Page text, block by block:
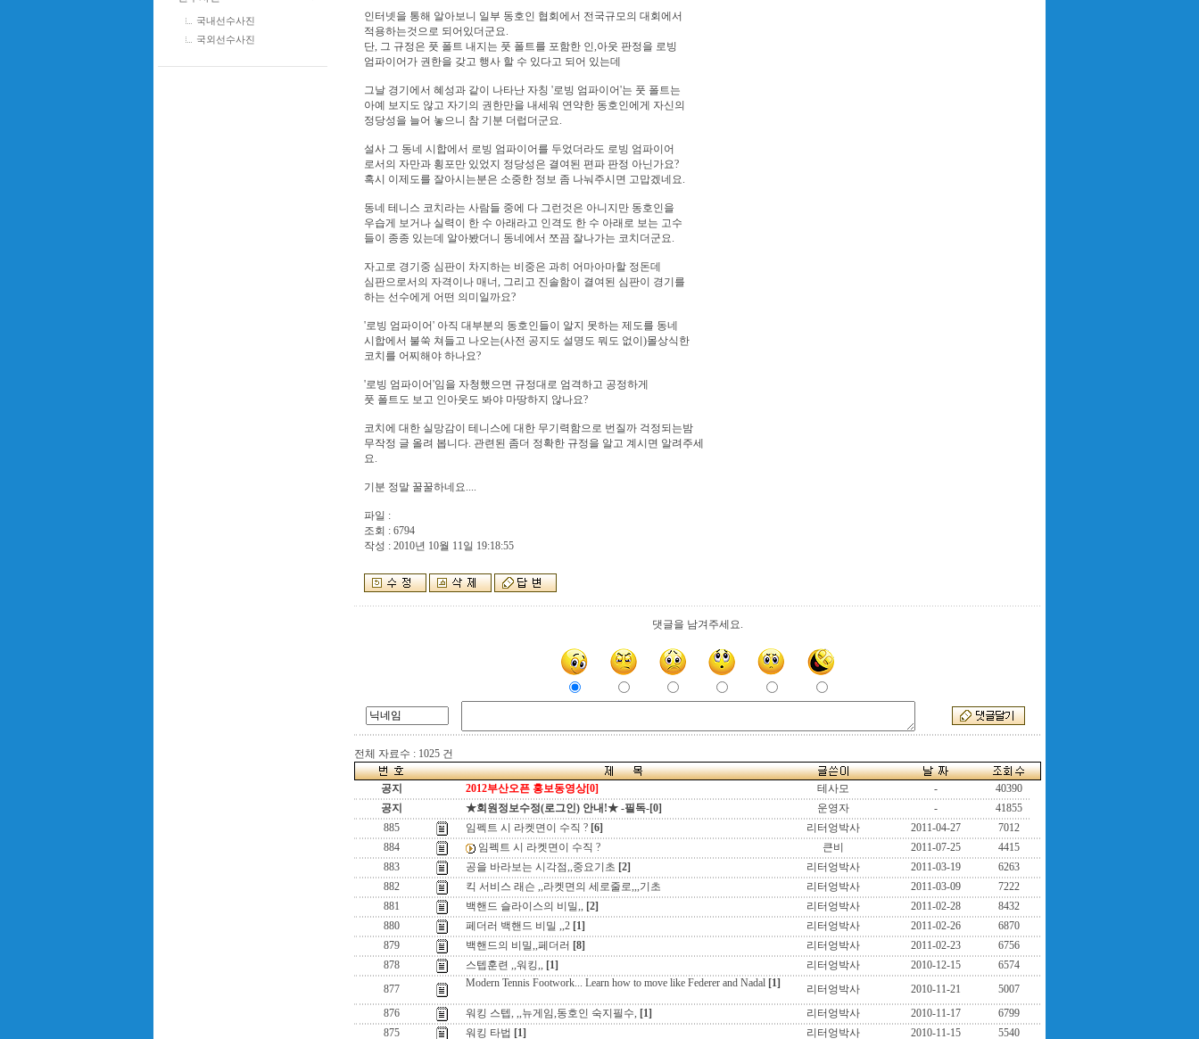
국내선수사진
국외선수사진
인터넷을 통해 알아보니 일부 동호인 협회에서 전국규모의 대회에서
적용하는것으로 되어있더군요.
단, 그 규정은 풋 폴트 내지는 풋 폴트를 포함한 인,아웃 판정을 로빙
엄파이어가 권한을 갖고 행사 할 수 있다고 되어 있는데
그날 경기에서 혜성과 같이 나타난 자칭 '로빙 엄파이어'는 풋 폴트는
아예 보지도 않고 자기의 권한만을 내세워 연약한 동호인에게 자신의
정당성을 늘어 놓으니 참 기분 더럽더군요.
설사 그 동네 시합에서 로빙 엄파이어를 두었더라도 로빙 엄파이어
로서의 자만과 횡포만 있었지 정당성은 결여된 편파 판정 아닌가요?
혹시 이제도를 잘아시는분은 소중한 정보 좀 나눠주시면 고맙겠네요.
동네 테니스 코치라는 사람들 중에 다 그런것은 아니지만 동호인을
우습게 보거나 실력이 한 수 아래라고 인격도 한 수 아래로 보는 고수
들이 종종 있는데 알아봤더니 동네에서 쪼끔 잘나가는 코치더군요.
자고로 경기중 심판이 차지하는 비중은 과히 어마아마할 정돈데
심판으로서의 자격이나 매너, 그리고 진솔함이 결여된 심판이 경기를
하는 선수에게 어떤 의미일까요?
'로빙 엄파이어' 아직 대부분의 동호인들이 알지 못하는 제도를 동네
시합에서 불쑥 쳐들고 나오는(사전 공지도 설명도 뭐도 없이)몰상식한
코치를 어찌해야 하나요?
'로빙 엄파이어'임을 자청했으면 규정대로 엄격하고 공정하게
풋 폴트도 보고 인아웃도 봐야 마땅하지 않나요?
코치에 대한 실망감이 테니스에 대한 무기력함으로 번질까 걱정되는밤
무작정 글 올려 봅니다. 관련된 좀더 정확한 규정을 알고 계시면 알려주세
요.
기분 정말 꿀꿀하네요....
파일 :
조회 : 6794
작성 : 2010년 10월 11일 19:18:55
댓글을 남겨주세요.
전체 자료수 : 1025 건
공지 2012부산오픈 홍보동영상[0] 테사모 -
40390
공지
★회원정보수정(로그인) 안내!★ -필독-[0] 운영자 -
41855
885
임펙트 시 라켓면이 수직 ? [6] 리터엉박사 2011-04-27
7012
884
임펙트 시 라켓면이 수직 ? 큰비 2011-07-25
4415
883
공을 바라보는 시각점,,중요기초 [2] 리터엉박사 2011-03-19
6263
882
킥 서비스 래슨 ,,라켓면의 세로줄로,,,기초 리터엉박사 2011-03-09
7222
881
백핸드 슬라이스의 비밀,, [2] 리터엉박사 2011-02-28
8432
880
페더러 백핸드 비밀 ,,2 [1] 리터엉박사 2011-02-26
6870
879
백핸드의 비밀,,페더러 [8] 리터엉박사 2011-02-23
6756
878
스텝훈련 ,,워킹,, [1] 리터엉박사 2010-12-15
6574
877
Modern Tennis Footwork... Learn how to move like Federer and Nadal [1] 리터엉박사 2010-11-21
5007
876
워킹 스텝, ,,뉴게임,동호인 숙지필수, [1] 리터엉박사 2010-11-17
6799
875
워킹 타법 [1] 리터엉박사 2010-11-15 5540